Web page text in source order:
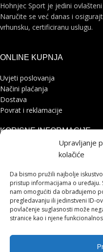
Upravljanje
kolačiće
Da bismo pružili najbolje
pristup informacijama o uređaju.
nam omogućiti da obrađujemo
pregledavanju ili jedinstveni ID-
povlačenje suglasnosti može
stranice kao i njene
Hohnjec Sport je jedini
Naručite se već danas i
vrhunsku, certificiranu uslugu.
ONLINE KUPNJA
Uvjeti poslovanja
Načini plaćanja
Dostava
Povrat i reklamacije
KORISNE INFORMACIJE
Zaštita osobnih podataka
Pohvale i prigovori
Platforma za online rješavanje
STRANICE
Shimano servisni centar
Kontakt